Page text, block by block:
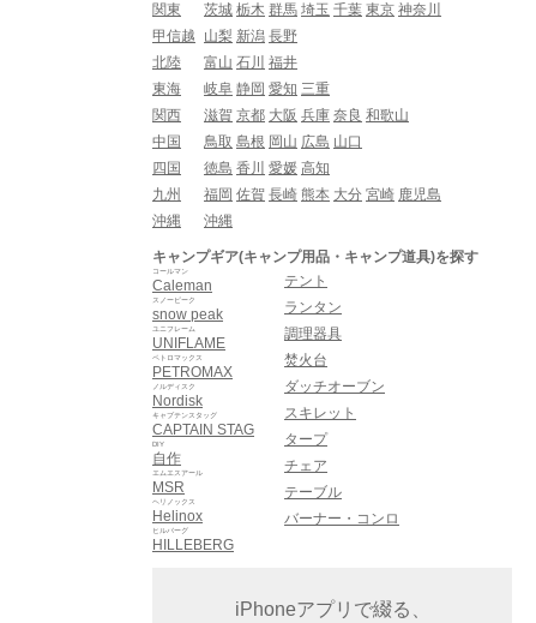
関東
茨城 栃木 群馬 埼玉 千葉 東京 神奈川
甲信越
山梨 新潟 長野
北陸
富山 石川 福井
東海
岐阜 静岡 愛知 三重
関西
滋賀 京都 大阪 兵庫 奈良 和歌山
中国
鳥取 島根 岡山 広島 山口
四国
徳島 香川 愛媛 高知
九州
福岡 佐賀 長崎 熊本 大分 宮崎 鹿児島
沖縄
沖縄
キャンプギア(キャンプ用品・キャンプ道具)を探す
Caleman
コールマン
snow peak
スノーピーク
UNIFLAME
ユニフレーム
PETROMAX
ペトロマックス
Nordisk
ノルディスク
CAPTAIN STAG
キャプテンスタッグ
自作
DIY
MSR
エムエスアール
Helinox
ヘリノックス
HILLEBERG
ヒルバーグ
テント
ランタン
調理器具
焚火台
ダッチオーブン
スキレット
タープ
チェア
テーブル
バーナー・コンロ
iPhoneアプリで綴る、